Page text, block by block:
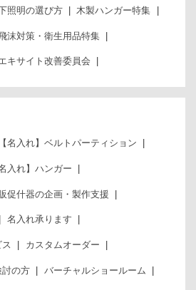
照明の選び方 木製ハンガー特集
沫対策・衛生用品特集
キサイト改善委員会
【名入れ】ベルトパーティション
名入れ】ハンガー
促什器の企画・製作支援
名入れ承ります
カスタムオーダー
討の方 バーチャルショールーム